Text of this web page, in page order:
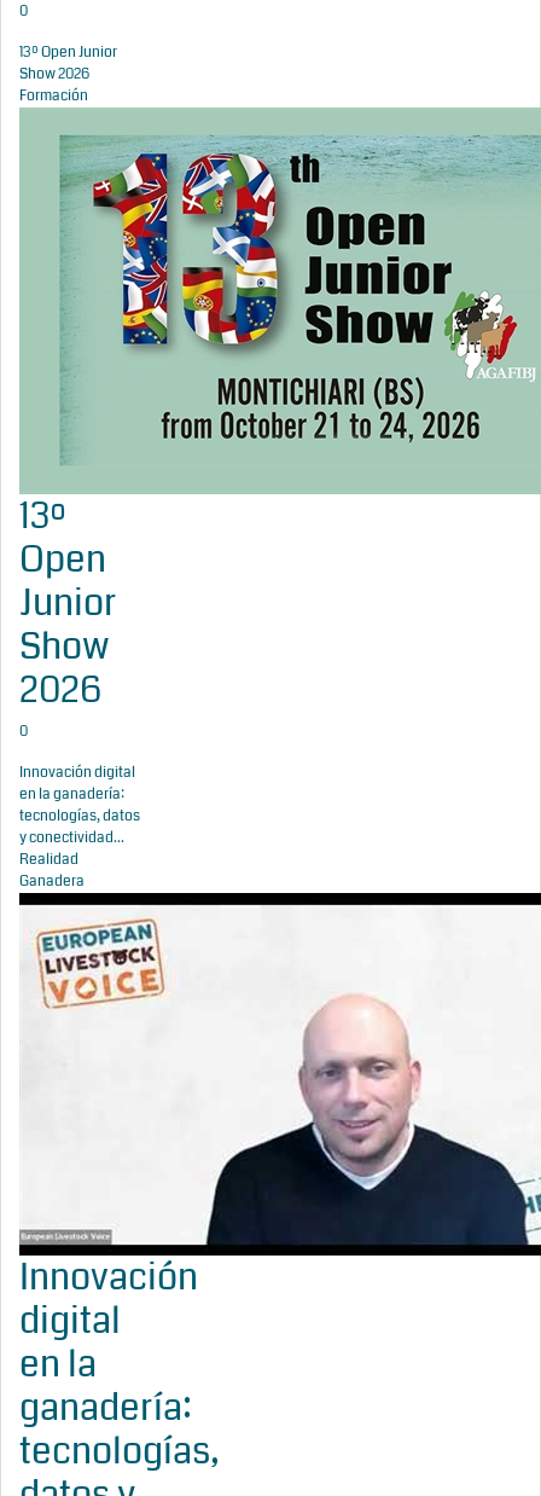
0
13º Open Junior
Show 2026
Formación
13º
Open
Junior
Show
2026
0
Innovación digital
en la ganadería:
tecnologías, datos
y conectividad...
Realidad
Ganadera
Innovación
digital
en la
ganadería:
tecnologías,